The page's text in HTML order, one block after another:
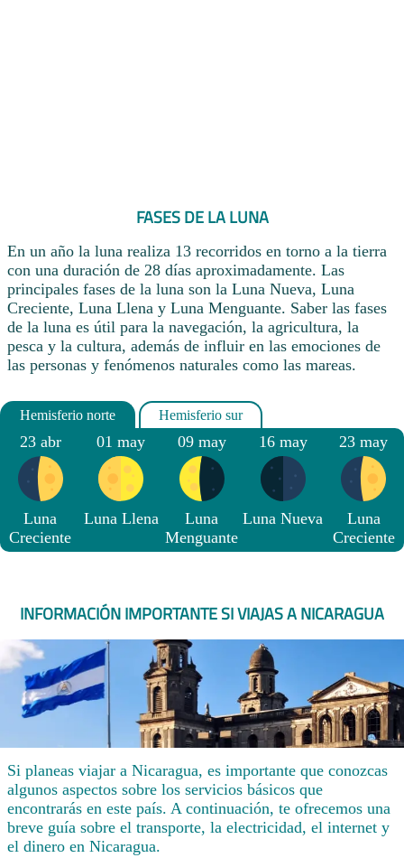
FASES DE LA LUNA
En un año la luna realiza 13 recorridos en torno a la tierra
con una duración de 28 días aproximadamente. Las
principales fases de la luna son la Luna Nueva, Luna
Creciente, Luna Llena y Luna Menguante. Saber las fases
de la luna es útil para la navegación, la agricultura, la
pesca y la cultura, además de influir en las emociones de
las personas y fenómenos naturales como las mareas.
23 abr
Luna
Creciente
01 may
Luna Llena
09 may
Luna
Menguante
16 may
Luna Nueva
23 may
Luna
Creciente
INFORMACIÓN IMPORTANTE SI VIAJAS A NICARAGUA
Si planeas viajar a Nicaragua, es importante que conozcas
algunos aspectos sobre los servicios básicos que
encontrarás en este país. A continuación, te ofrecemos una
breve guía sobre el transporte, la electricidad, el internet y
el dinero en Nicaragua.